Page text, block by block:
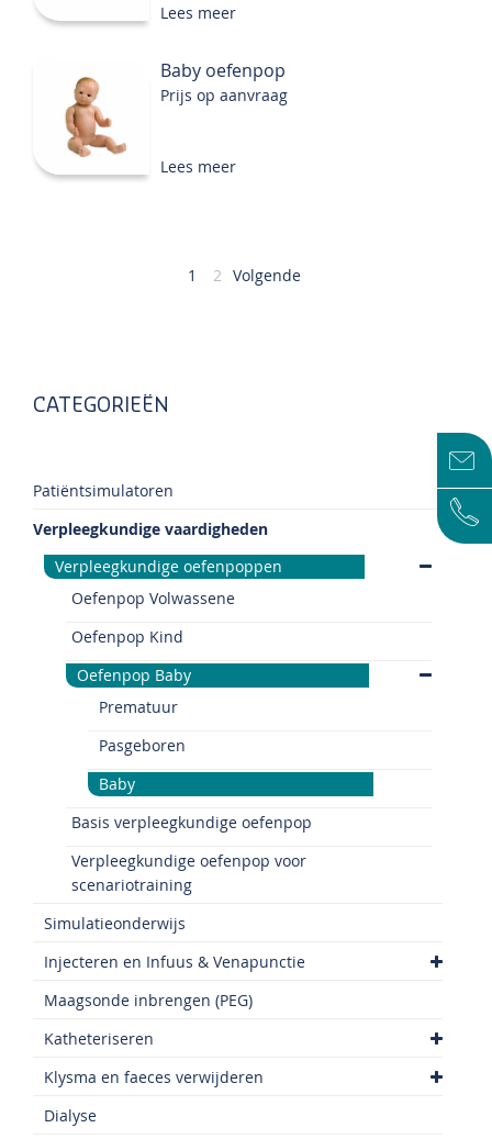
Lees meer
Baby oefenpop
Prijs op aanvraag
Lees meer
Pagina
U1 Pagina
2 Volgende
CATEGORIEËN
Patiëntsimulatoren
Verpleegkundige vaardigheden
Verpleegkundige oefenpoppen
Oefenpop Volwassene
Oefenpop Kind
Oefenpop Baby
Prematuur
Pasgeboren
Baby
Basis verpleegkundige oefenpop
Verpleegkundige oefenpop voor
scenariotraining
Simulatieonderwijs
Injecteren en Infuus & Venapunctie
Maagsonde inbrengen (PEG)
Katheteriseren
Klysma en faeces verwijderen
Dialyse